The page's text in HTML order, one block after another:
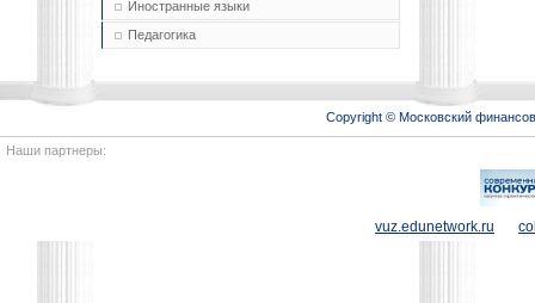
Иностранные языки
Педагогика
Copyright © Московский
Наши партнеры:
vuz.edunetwork.ru